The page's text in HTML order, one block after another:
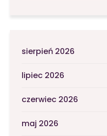
sierpień 2026
lipiec 2026
czerwiec 2026
maj 2026